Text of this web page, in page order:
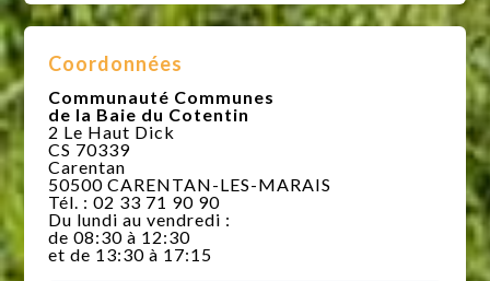
Coordonnées
Communauté Communes
de la Baie du Cotentin
2 Le Haut Dick
CS 70339
Carentan
50500 CARENTAN-LES-MARAIS
Tél. : 02 33 71 90 90
Du lundi au vendredi :
de 08:30 à 12:30
et de 13:30 à 17:15